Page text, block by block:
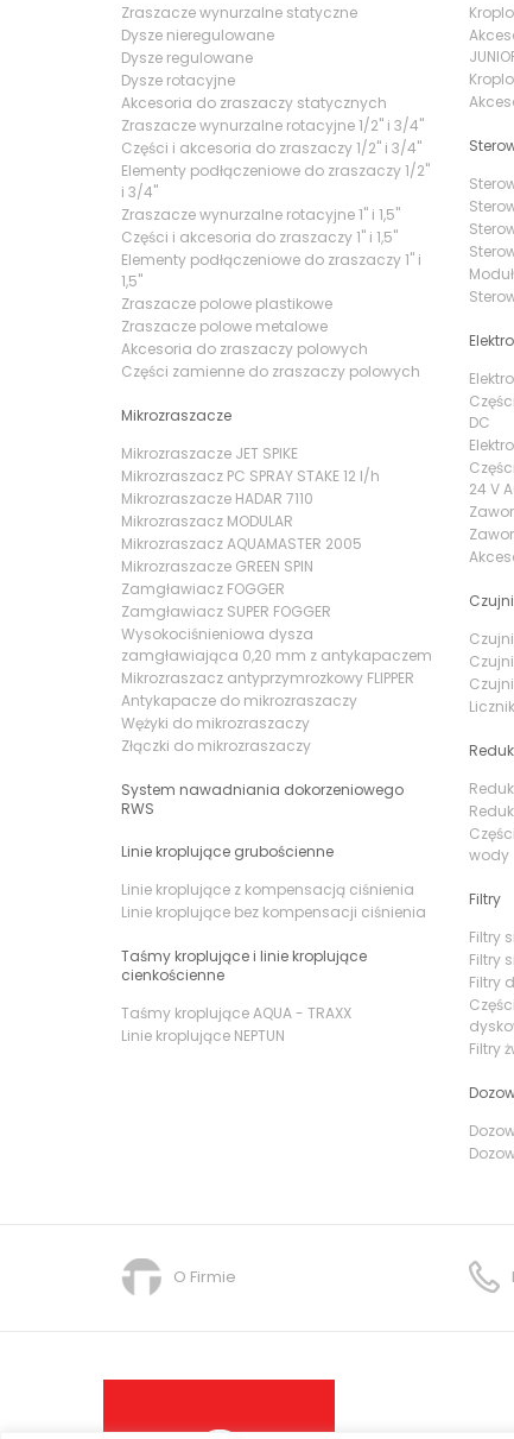
Zraszacze wynurzalne statyczne
Dysze nieregulowane
Dysze regulowane
Dysze rotacyjne
Akcesoria do zraszaczy statycznych
Zraszacze wynurzalne rotacyjne 1/2" i 3/4"
Części i akcesoria do zraszaczy 1/2" i 3/4"
Elementy podłączeniowe do zraszaczy 1/2"
i 3/4"
Zraszacze wynurzalne rotacyjne 1" i 1,5"
Części i akcesoria do zraszaczy 1" i 1,5"
Elementy podłączeniowe do zraszaczy 1" i
1,5"
Zraszacze polowe plastikowe
Zraszacze polowe metalowe
Akcesoria do zraszaczy polowych
Części zamienne do zraszaczy polowych
Mikrozraszacze
Mikrozraszacze JET SPIKE
Mikrozraszacz PC SPRAY STAKE 12 l/h
Mikrozraszacze HADAR 7110
Mikrozraszacz MODULAR
Mikrozraszacz AQUAMASTER 2005
Mikrozraszacze GREEN SPIN
Zamgławiacz FOGGER
Zamgławiacz SUPER FOGGER
Wysokociśnieniowa dysza
zamgławiająca 0,20 mm z antykapaczem
Mikrozraszacz antyprzymrozkowy FLIPPER
Antykapacze do mikrozraszaczy
Wężyki do mikrozraszaczy
Złączki do mikrozraszaczy
System nawadniania dokorzeniowego
RWS
Linie kroplujące grubościenne
Linie kroplujące z kompensacją ciśnienia
Linie kroplujące bez kompensacji ciśnienia
Taśmy kroplujące i linie kroplujące
cienkościenne
Taśmy kroplujące AQUA - TRAXX
Linie kroplujące NEPTUN
DC
24 V
wody
Filtry
Filtry
Filtry
Filtry
Filtry
O Firmie